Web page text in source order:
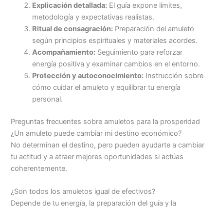
Explicación detallada: El guía expone límites,
metodología y expectativas realistas.
Ritual de consagración: Preparación del amuleto
según principios espirituales y materiales acordes.
Acompañamiento: Seguimiento para reforzar
energía positiva y examinar cambios en el entorno.
Protección y autoconocimiento: Instrucción sobre
cómo cuidar el amuleto y equilibrar tu energía
personal.
Preguntas frecuentes sobre amuletos para la prosperidad
¿Un amuleto puede cambiar mi destino económico?
No determinan el destino, pero pueden ayudarte a cambiar
tu actitud y a atraer mejores oportunidades si actúas
coherentemente.
¿Son todos los amuletos igual de efectivos?
Depende de tu energía, la preparación del guía y la